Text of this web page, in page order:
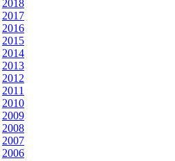
2018
2017
2016
2015
2014
2013
2012
2011
2010
2009
2008
2007
2006